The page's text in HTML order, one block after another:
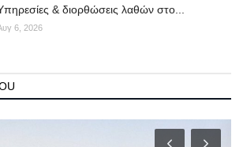
& διορθώσεις λαθών στο...
6, 2026